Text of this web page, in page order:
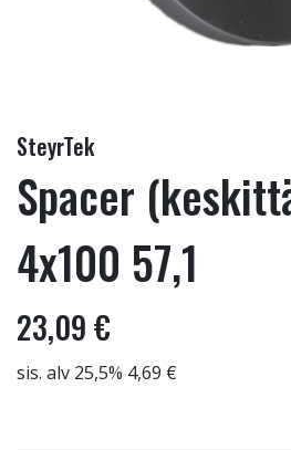
SteyrTek
Spacer
4x100 57,1
23,09 €
sis. alv 25,5% 4,69 €